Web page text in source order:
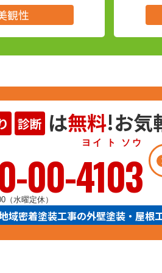
観性
診断 は無料!お気
00-4103
ヨイ ト ソウ
（水曜定休）
域密着塗装工事の外壁塗装・屋根